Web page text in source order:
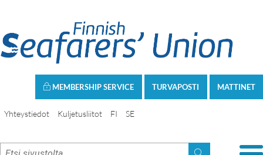
MATTINET
TURVAPOSTI
MEMBERSHIP SERVICE
Yhteystiedot Kuljetusliitot FI SE